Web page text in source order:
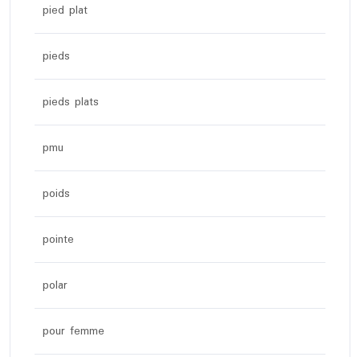
pied plat
pieds
pieds plats
pmu
poids
pointe
polar
pour femme